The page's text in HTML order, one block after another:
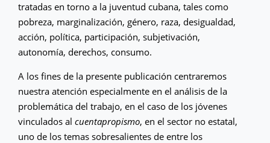
tratadas en torno a la juventud cubana, tales como
pobreza, marginalización, género, raza, desigualdad,
acción, política, participación, subjetivación,
autonomía, derechos, consumo.
A los fines de la presente publicación centraremos
nuestra atención especialmente en el análisis de la
problemática del trabajo, en el caso de los jóvenes
vinculados al cuentapropismo, en el sector no estatal,
uno de los temas sobresalientes de entre los